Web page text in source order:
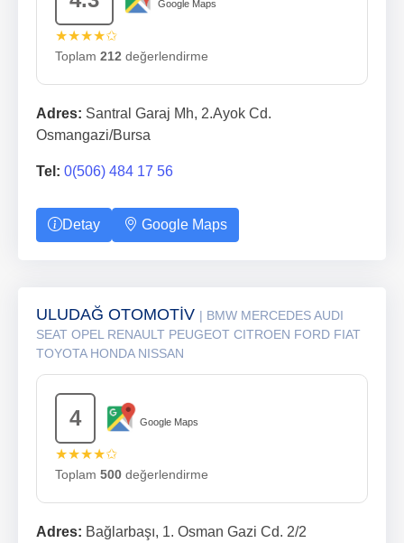
Google Maps
★★★★✩
Toplam 212 değerlendirme
Adres: Santral Garaj Mh, 2.Ayok Cd.
Osmangazi/Bursa
Tel: 0(506) 484 17 56
Detay Google Maps
ULUDAĞ OTOMOTİV | BMW MERCEDES AUDI
SEAT OPEL RENAULT PEUGEOT CITROEN FORD FIAT
TOYOTA HONDA NISSAN
4 Google Maps
★★★★✩
Toplam 500 değerlendirme
Adres: Bağlarbaşı, 1. Osman Gazi Cd. 2/2